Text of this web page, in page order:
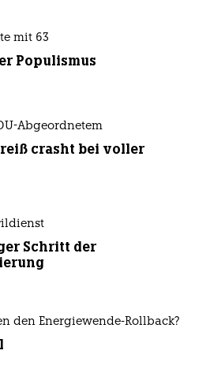
mit 63
Populismus
Abgeordnetem
crasht bei voller
Schritt der
den Energiewende-Rollback?